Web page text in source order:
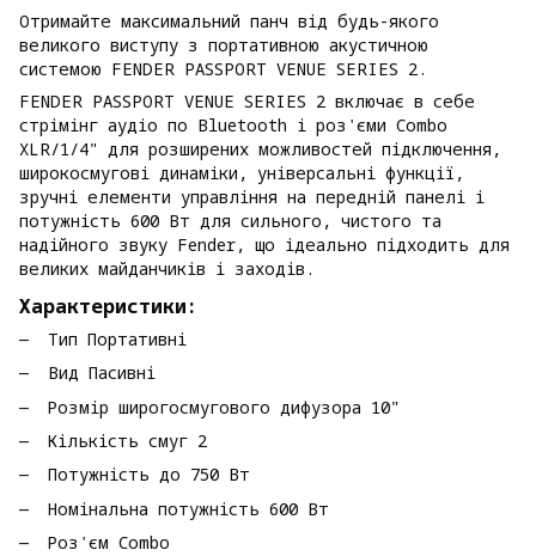
Отримайте максимальний панч від будь-якого
великого виступу з портативною акустичною
системою FENDER PASSPORT VENUE SERIES 2.
FENDER PASSPORT VENUE SERIES 2 включає в себе
стрімінг аудіо по Bluetooth і роз'єми Combo
XLR/1/4" для розширених можливостей підключення,
широкосмугові динаміки, універсальні функції,
зручні елементи управління на передній панелі і
потужність 600 Вт для сильного, чистого та
надійного звуку Fender, що ідеально підходить для
великих майданчиків і заходів.
Характеристики:
Тип Портативні
Вид Пасивні
Розмір широгосмугового дифузора 10"
Кількість смуг 2
Потужність до 750 Вт
Номінальна потужність 600 Вт
Роз'єм Combo